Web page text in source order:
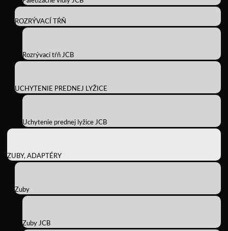
ROZRÝVACÍ TŔŇ
Rozrývací tŕň JCB
UCHYTENIE PREDNEJ LYŽICE
Uchytenie prednej lyžice JCB
ZUBY, ADAPTÉRY
Zuby
Zuby JCB